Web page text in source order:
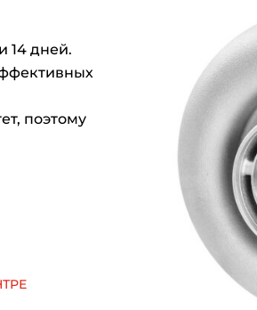
14 дней.
поэтому